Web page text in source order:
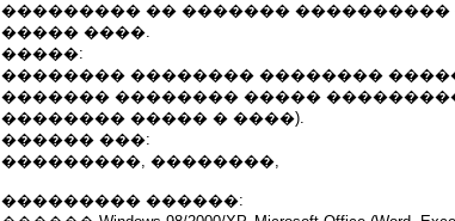
��������� �� �������
����� ����.
�����:
�������� �������� ��������
������� �������� �����
�������� ����� � ����).
������ ���:
���������, ��������,
��������� ������: